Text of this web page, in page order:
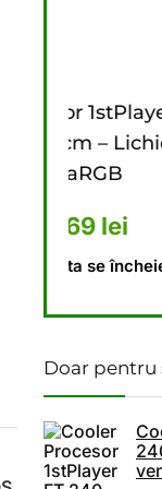
1.550,45
720,09 lei.
a fost:
Prețul curent
curând.
360 –
706,76
Doar